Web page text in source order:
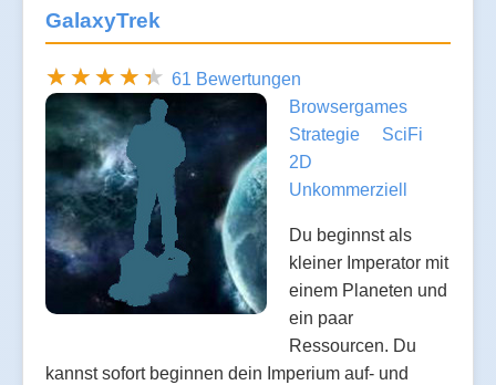
GalaxyTrek
61 Bewertungen
Browsergames
Strategie
SciFi
2D
Unkommerziell
Du beginnst als
kleiner Imperator mit
einem Planeten und
ein paar
Ressourcen. Du
kannst sofort beginnen dein Imperium auf- und